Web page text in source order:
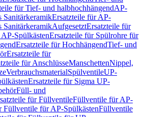
für Tief- und halbhochhängendAP-
SanitärkeramikErsatzteile für AP-
SanitärkeramikAufgesetztErsatzteile für
SpülkästenErsatzteile für Spülrohre für
Ersatzteile für HochhängendTief- und
Ersatzteile für
für AnschlüsseManschettenNippel,
VerbrauchsmaterialSpülventileUP-
Ersatzteile für Sigma UP-
Füll- und
für FüllventileFüllventile für AP-
Füllventile für AP-SpülkästenFüllventile